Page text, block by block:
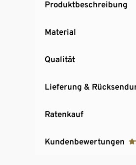
Produktbeschreibung
Material
Qualität
Lieferung &
Ratenkauf
Kundenbewertungen